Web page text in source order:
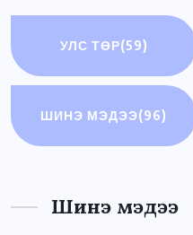
УЛС ТӨР(59)
ШИНЭ МЭДЭЭ(96)
Шинэ мэдээ